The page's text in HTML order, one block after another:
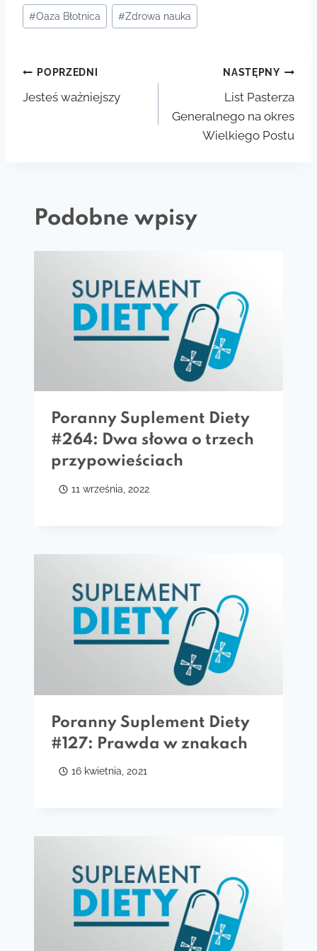
Tagi
wpisu:
#Oaza Błotnica #Zdrowa nauka
Nawigacja
wpisu
POPRZEDNI
Jesteś ważniejszy
NASTĘPNY
List Pasterza
Generalnego na okres
Wielkiego Postu
Podobne wpisy
Poranny Suplement Diety
#264: Dwa słowa o trzech
przypowieściach
11 września, 2022
Poranny Suplement Diety
#127: Prawda w znakach
16 kwietnia, 2021